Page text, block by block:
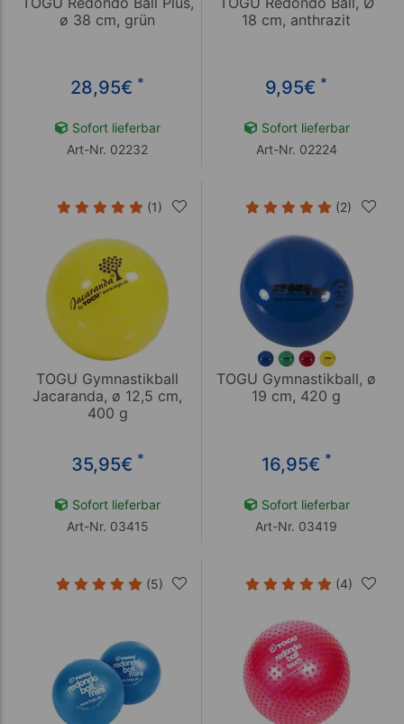
ø 38 cm, grün
28,95€ *
Sofort lieferbar
Art-Nr. 02232
18 cm, anthrazit
9,95€ *
Sofort lieferbar
Art-Nr. 02224
(1)
TOGU Gymnastikball
Jacaranda, ø 12,5 cm,
400 g
35,95€ *
Sofort lieferbar
Art-Nr. 03415
(2)
TOGU Gymnastikball, ø
19 cm, 420 g
16,95€ *
Sofort lieferbar
Art-Nr. 03419
(5) (4)